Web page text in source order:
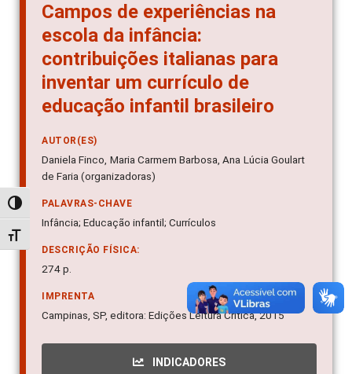
Alternar alto contraste
Alternar tamanho da fonte
Campos de experiências na
escola da infância:
contribuições italianas para
inventar um currículo de
educação infantil brasileiro
AUTOR(ES)
Daniela Finco, Maria Carmem Barbosa, Ana Lúcia Goulart
de Faria (organizadoras)
PALAVRAS-CHAVE
Infância; Educação infantil; Currículos
DESCRIÇÃO FÍSICA:
274 p.
IMPRENTA
Campinas, SP, editora: Edições Leitura Crítica, 2015
INDICADORES